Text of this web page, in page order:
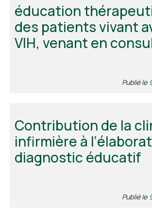
éducation
des patients vivant
VIH, venant en
Publié le
Contribution de la
infirmière à
diagnostic éducatif
Publié le